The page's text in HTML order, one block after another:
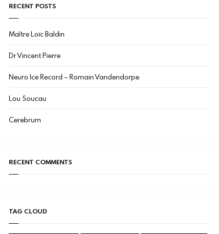
RECENT POSTS
Maître Loïc Baldin
Dr Vincent Pierre
Neuro Ice Record – Romain Vandendorpe
Lou Soucau
Cerebrum
RECENT COMMENTS
TAG CLOUD